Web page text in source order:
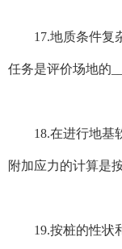
17.地质条件复杂
任务是评价场地的
18.在进行地基软
附加应力的计算是
19.按桩的性状和